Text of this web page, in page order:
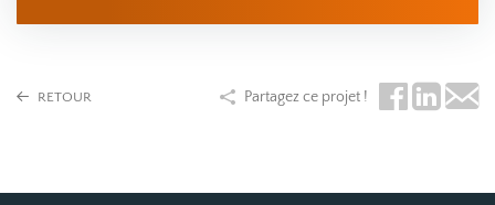
RETOUR Partagez ce projet !